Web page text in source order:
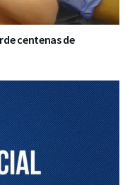
centenas de